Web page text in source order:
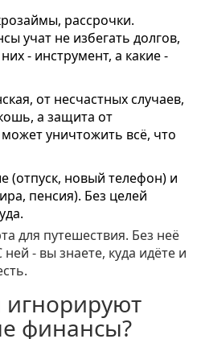
рассрочки.
учат не избегать долгов,
- инструмент, а какие -
от несчастных случаев,
а защита от
уничтожить всё, что
(отпуск, новый телефон) и
пенсия). Без целей
для путешествия. Без неё
- вы знаете, куда идёте и
финансы?